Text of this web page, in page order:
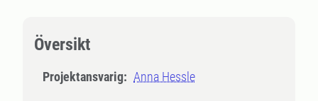
Översikt
Projektansvarig: Anna Hessle